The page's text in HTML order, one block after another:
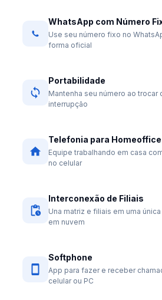
WhatsApp com Número
Use seu número fixo no
forma oficial
Portabilidade
Mantenha seu número ao trocar
interrupção
Telefonia para Homeoffice
Equipe trabalhando em casa
no celular
Interconexão de Filiais
Una matriz e filiais em uma
em nuvem
Softphone
App para fazer e receber
celular ou PC